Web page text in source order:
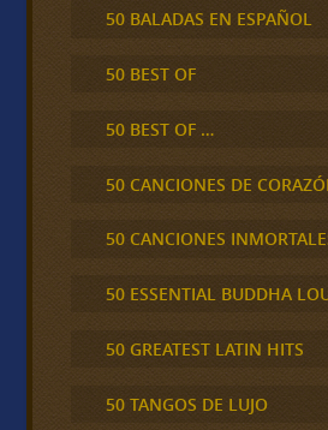
50 BALADAS EN ESPAÑOL
50 BEST OF
50 BEST OF …
50 CANCIONES DE
50 CANCIONES
50 ESSENTIAL BUDDHA
50 GREATEST LATIN HITS
50 TANGOS DE LUJO